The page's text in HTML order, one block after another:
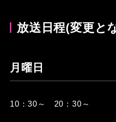
放送日程(変更と
月曜日
10：30～ 20：30～